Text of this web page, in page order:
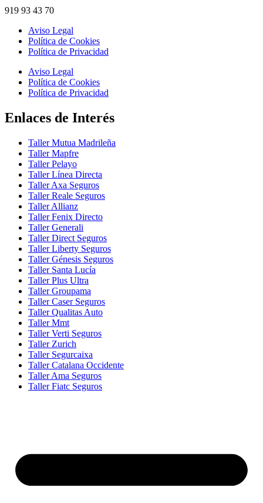
919 93 43 70
Aviso Legal
Política de Cookies
Política de Privacidad
Aviso Legal
Política de Cookies
Política de Privacidad
Enlaces de Interés
Taller Mutua Madrileña
Taller Mapfre
Taller Pelayo
Taller Línea Directa
Taller Axa Seguros
Taller Reale Seguros
Taller Allianz
Taller Fenix Directo
Taller Generali
Taller Direct Seguros
Taller Liberty Seguros
Taller Génesis Seguros
Taller Santa Lucía
Taller Plus Ultra
Taller Groupama
Taller Caser Seguros
Taller Qualitas Auto
Taller Mmt
Taller Verti Seguros
Taller Zurich
Taller Segurcaixa
Taller Catalana Occidente
Taller Ama Seguros
Taller Fiatc Seguros